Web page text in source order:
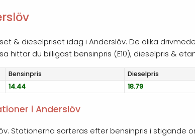
& dieselpriset idag i Anderslöv. De olika
hittar du billigast bensinpris (E10), dieselpris &
Bensinpris Dieselpris
14.44 18.79
i Anderslöv
Stationerna sorteras efter bensinpris i stigande